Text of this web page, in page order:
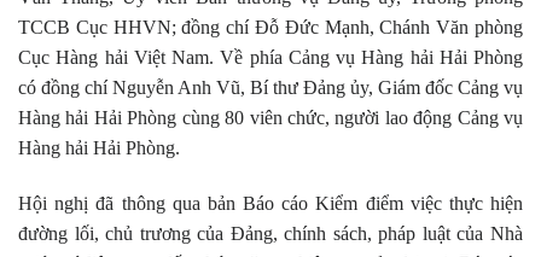
TCCB Cục HHVN; đồng chí Đỗ Đức Mạnh, Chánh Văn phòng
Cục Hàng hải Việt Nam. Về phía Cảng vụ Hàng hải Hải Phòng
có đồng chí Nguyễn Anh Vũ, Bí thư Đảng ủy, Giám đốc Cảng vụ
Hàng hải Hải Phòng cùng 80 viên chức, người lao động Cảng vụ
Hàng hải Hải Phòng.
Hội nghị đã thông qua bản Báo cáo Kiểm điểm việc thực hiện
đường lối, chủ trương của Đảng, chính sách, pháp luật của Nhà